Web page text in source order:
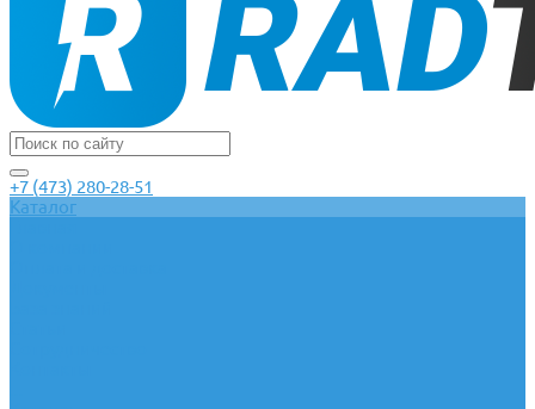
+7 (473) 280-28-51
Каталог